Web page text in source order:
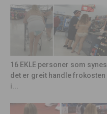
16 EKLE personer som synes
det er greit handle frokosten
i...